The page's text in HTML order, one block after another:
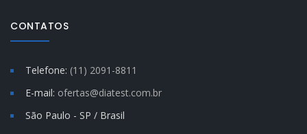
CONTATOS
Telefone: (11) 2091-8811
E-mail: ofertas@diatest.com.br
São Paulo - SP / Brasil